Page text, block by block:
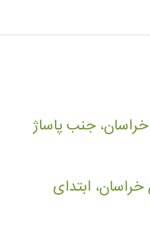
خراسان، جنب پاساژ
خراسان، ابتدای